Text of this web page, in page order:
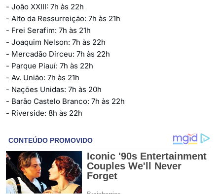
- João XXIII: 7h às 22h
- Alto da Ressurreição: 7h às 21h
- Frei Serafim: 7h às 21h
- Joaquim Nelson: 7h às 22h
- Mercadão Dirceu: 7h às 22h
- Parque Piauí: 7h às 22h
- Av. União: 7h às 21h
- Nações Unidas: 7h às 20h
- Barão Castelo Branco: 7h às 22h
- Riverside: 8h às 22h